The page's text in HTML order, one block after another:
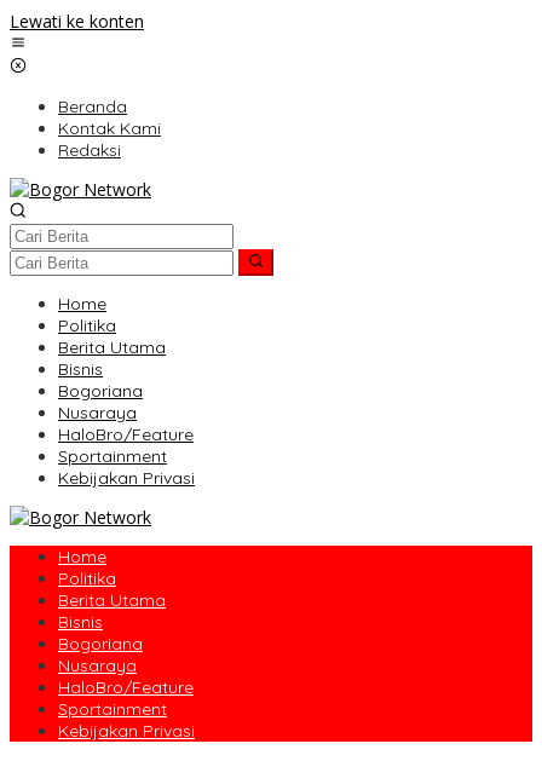
Lewati ke konten
Beranda
Kontak Kami
Redaksi
Home
Politika
Berita Utama
Bisnis
Bogoriana
Nusaraya
HaloBro/Feature
Sportainment
Kebijakan Privasi
Home
Politika
Berita Utama
Bisnis
Bogoriana
Nusaraya
HaloBro/Feature
Sportainment
Kebijakan Privasi